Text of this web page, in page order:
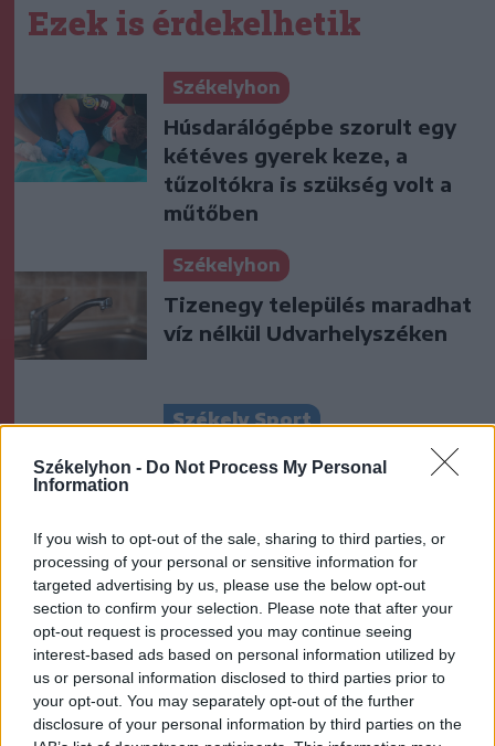
Székelyhon - Do Not Process My Personal
Information
If you wish to opt-out of the sale, sharing to third parties, or
processing of your personal or sensitive information for
targeted advertising by us, please use the below opt-out
section to confirm your selection. Please note that after your
opt-out request is processed you may continue seeing
interest-based ads based on personal information utilized by
us or personal information disclosed to third parties prior to
your opt-out. You may separately opt-out of the further
disclosure of your personal information by third parties on the
Ezek is érdekelhetik
Székelyhon
Húsdarálógépbe szorult egy
kétéves gyerek keze, a
tűzoltókra is szükség volt a
műtőben
Székelyhon
Tizenegy település maradhat
víz nélkül Udvarhelyszéken
Székely Sport
Látványos meccs nyitotta a
Krónika
Meddig használható még a
régi személyi?
Székely Sport